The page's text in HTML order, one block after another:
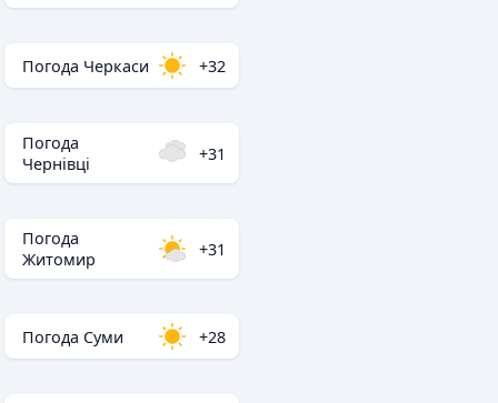
Погода Черкаси +32
Погода
Чернівці
+31
Погода
Житомир
+31
Погода Суми +28